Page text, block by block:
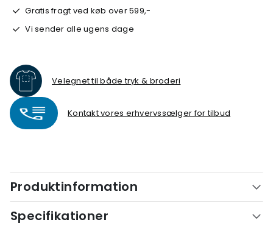
Gratis fragt ved køb over 599,-
Vi sender alle ugens dage
Velegnet til både tryk & broderi
Kontakt vores erhvervssælger for tilbud
Produktinformation
Specifikationer